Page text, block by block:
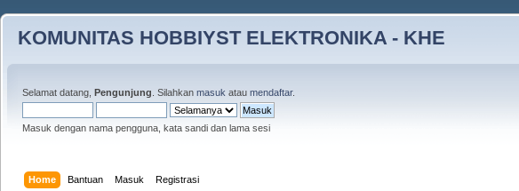
KOMUNITAS HOBBIYST ELEKTRONIKA - KHE
Selamat datang, Pengunjung . Silahkan masuk atau mendaftar.
Masuk dengan nama pengguna, kata sandi dan lama sesi
Home Bantuan Masuk Registrasi